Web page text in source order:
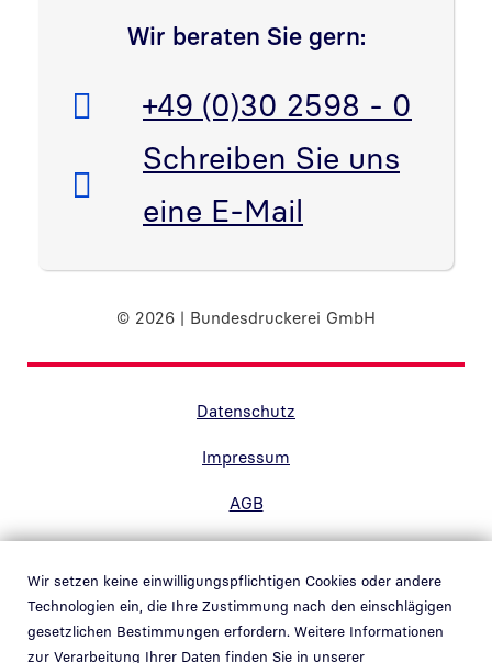
Wir setzen keine einwilligungspflichtigen Cookies oder andere
Technologien ein, die Ihre Zustimmung nach den einschlägigen
gesetzlichen Bestimmungen erfordern. Weitere Informationen
zur Verarbeitung Ihrer Daten finden Sie in unserer
Wir beraten Sie gern:
Telefon:
+49 (0)30 2598 - 0
E-Mail:
Schreiben Sie uns
eine E-Mail
© 2026 | Bundesdruckerei GmbH
Datenschutz
Impressum
AGB
Kontakt
Hinweisgebersystem